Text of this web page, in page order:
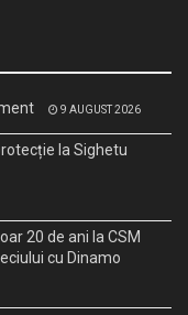
9 AUGUST 2026
la Sighetu
20 de ani la CSM
cu Dinamo